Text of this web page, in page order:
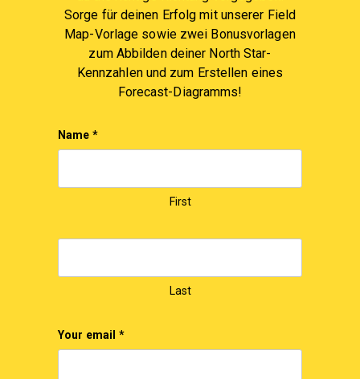
Sorge für deinen Erfolg mit unserer Field
Map-Vorlage sowie zwei Bonusvorlagen
zum Abbilden deiner North Star-
Kennzahlen und zum Erstellen eines
Forecast-Diagramms!
Name *
First
Last
Your email *